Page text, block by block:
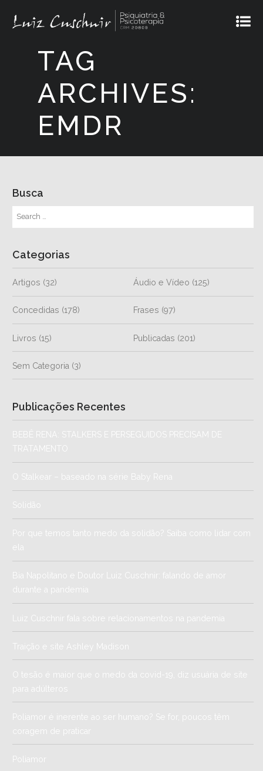
TAG
ARCHIVES:
EMDR
Busca
Categorias
Artigos (32) Áudio e Vídeo (125)
Concedidas (178) Frases (97)
Livros (15) Publicadas (201)
Sem Categoria (3)
Publicações Recentes
BEBÊ RENA: STALKERS E PERSEGUIDOS PRECISAM DE
TRATAMENTO
O Stalkear – baseado na série Baby Rena
Solidão
Por que temos tanto medo da solidão? Saiba como lidar com
ela
Bia Napolitano e Doutor Luiz Cuschnir: falando de amor
durante a pandemia
Luiz Cuschnir fala sobre relacionamentos na pandemia
Traição e site Ashley Madison
O tesão é maior que o medo da covid-19, diz usuária de site
para adúlteros
Poliamor é inerente ao ser humano? Se for, poucos têm
coragem de praticar
Poliamor